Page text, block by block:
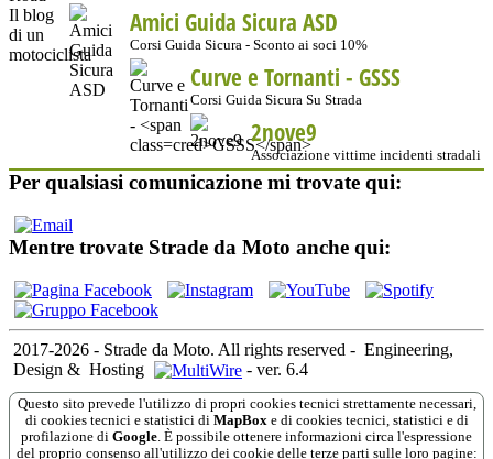
Amici Guida Sicura ASD
Corsi Guida Sicura - Sconto ai soci 10%
Curve e Tornanti - GSSS
Corsi Guida Sicura Su Strada
2nove9
Associazione vittime incidenti stradali
Per qualsiasi comunicazione mi trovate qui:
Mentre trovate Strade da Moto anche qui:
2017-2026 - Strade da Moto. All rights reserved - Engineering,
Design & Hosting - ver. 6.4
Questo sito prevede l'utilizzo di propri cookies tecnici strettamente necessari,
di cookies tecnici e statistici di MapBoxe di cookies tecnici, statistici e di
profilazione di Google. È possibile ottenere informazioni circa l'espressione
del proprio consenso all'utilizzo dei cookie delle terze parti sulle loro pagine: